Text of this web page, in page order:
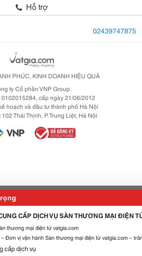
Hỗ trợ
02439747875
PHÚC, KINH DOANH HIỆU QUẢ
ty Cổ phần VNP Group.
0102015284, cấp ngày 21/06/2012
hoạch và đầu tư thành phố Hà Nội
Thái Thịnh, P. Trung Liệt, Hà Nội
CẤP DỊCH VỤ SÀN THƯƠNG MẠI ĐIỆN
thương mại điện tử vatgia.com
Đơn vị vận hành Sàn thương mại điện tử vatgia.com –
cấp dịch vụ